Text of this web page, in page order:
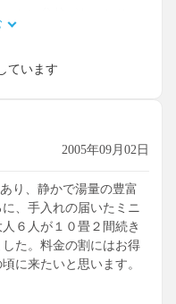
ちに盆栽があったり、
、給水機があったりし
ています
2005年09月02日
り、静かで湯量の豊富
、手入れの届いたミニ
６人が１０畳２間続き
た。料金の割にはお得
に来たいと思います。